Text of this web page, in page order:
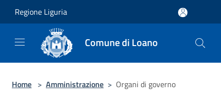
Regione Liguria
Comune di Loano
Home > Amministrazione > Organi di governo